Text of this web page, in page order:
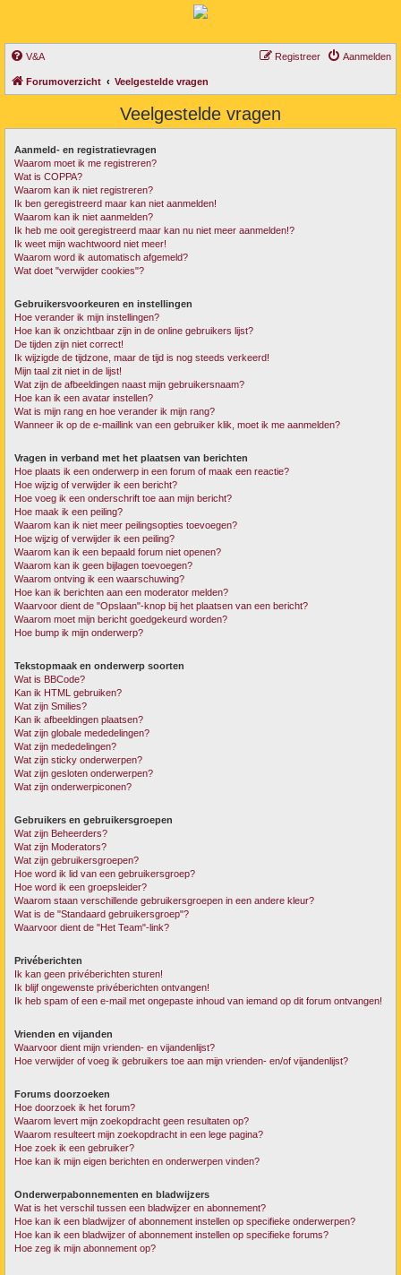
V&A Aanmelden
Registreer
Forumoverzicht Veelgestelde vragen
Veelgestelde vragen
Aanmeld- en registratievragen
Waarom moet ik me registreren?
Wat is COPPA?
Waarom kan ik niet registreren?
Ik ben geregistreerd maar kan niet aanmelden!
Waarom kan ik niet aanmelden?
Ik heb me ooit geregistreerd maar kan nu niet meer aanmelden!?
Ik weet mijn wachtwoord niet meer!
Waarom word ik automatisch afgemeld?
Wat doet "verwijder cookies"?
Gebruikersvoorkeuren en instellingen
Hoe verander ik mijn instellingen?
Hoe kan ik onzichtbaar zijn in de online gebruikers lijst?
De tijden zijn niet correct!
Ik wijzigde de tijdzone, maar de tijd is nog steeds verkeerd!
Mijn taal zit niet in de lijst!
Wat zijn de afbeeldingen naast mijn gebruikersnaam?
Hoe kan ik een avatar instellen?
Wat is mijn rang en hoe verander ik mijn rang?
Wanneer ik op de e-maillink van een gebruiker klik, moet ik me aanmelden?
Vragen in verband met het plaatsen van berichten
Hoe plaats ik een onderwerp in een forum of maak een reactie?
Hoe wijzig of verwijder ik een bericht?
Hoe voeg ik een onderschrift toe aan mijn bericht?
Hoe maak ik een peiling?
Waarom kan ik niet meer peilingsopties toevoegen?
Hoe wijzig of verwijder ik een peiling?
Waarom kan ik een bepaald forum niet openen?
Waarom kan ik geen bijlagen toevoegen?
Waarom ontving ik een waarschuwing?
Hoe kan ik berichten aan een moderator melden?
Waarvoor dient de "Opslaan"-knop bij het plaatsen van een bericht?
Waarom moet mijn bericht goedgekeurd worden?
Hoe bump ik mijn onderwerp?
Tekstopmaak en onderwerp soorten
Wat is BBCode?
Kan ik HTML gebruiken?
Wat zijn Smilies?
Kan ik afbeeldingen plaatsen?
Wat zijn globale mededelingen?
Wat zijn mededelingen?
Wat zijn sticky onderwerpen?
Wat zijn gesloten onderwerpen?
Wat zijn onderwerpiconen?
Gebruikers en gebruikersgroepen
Wat zijn Beheerders?
Wat zijn Moderators?
Wat zijn gebruikersgroepen?
Hoe word ik lid van een gebruikersgroep?
Hoe word ik een groepsleider?
Waarom staan verschillende gebruikersgroepen in een andere kleur?
Wat is de "Standaard gebruikersgroep"?
Waarvoor dient de "Het Team"-link?
Privéberichten
Ik kan geen privéberichten sturen!
Ik blijf ongewenste privéberichten ontvangen!
Ik heb spam of een e-mail met ongepaste inhoud van iemand op dit forum ontvangen!
Vrienden en vijanden
Waarvoor dient mijn vrienden- en vijandenlijst?
Hoe verwijder of voeg ik gebruikers toe aan mijn vrienden- en/of vijandenlijst?
Forums doorzoeken
Hoe doorzoek ik het forum?
Waarom levert mijn zoekopdracht geen resultaten op?
Waarom resulteert mijn zoekopdracht in een lege pagina?
Hoe zoek ik een gebruiker?
Hoe kan ik mijn eigen berichten en onderwerpen vinden?
Onderwerpabonnementen en bladwijzers
Wat is het verschil tussen een bladwijzer en abonnement?
Hoe kan ik een bladwijzer of abonnement instellen op specifieke onderwerpen?
Hoe kan ik een bladwijzer of abonnement instellen op specifieke forums?
Hoe zeg ik mijn abonnement op?